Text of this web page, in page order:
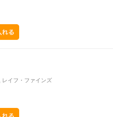
レイフ・ファインズ